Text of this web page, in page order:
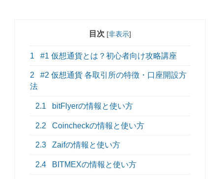
目次 [非表示]
1 #1 仮想通貨とは？初心者向け攻略講座
2
#2 仮想通貨 各取引所の特徴・口座開設方
法
2.1 bitFlyerの情報と使い方
2.2 Coincheckの情報と使い方
2.3 Zaifの情報と使い方
2.4 BITMEXの情報と使い方